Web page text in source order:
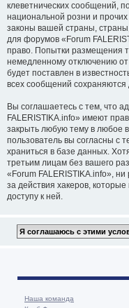
клеветнических сообщений,
национальной розни и
законы вашей страны,
для форумов «Forum
право. Попытки размещения
немедленному отключению
будет поставлен в
всех сообщений
Вы соглашаетесь с тем, что
FALERISTIKA.info» имеют
закрыть любую тему в любое
пользователь вы согласны с
храниться в базе данных.
третьим лицам без вашего
«Forum FALERISTIKA.info»,
за действия хакеров,
доступу к ней.
Наша команда